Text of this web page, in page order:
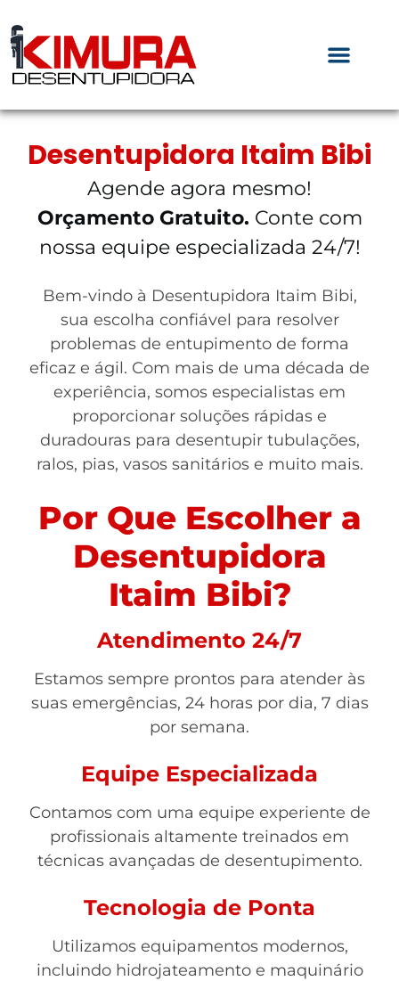
Desentupidora Itaim Bibi
Agende agora mesmo!
Orçamento Gratuito. Conte com
nossa equipe especializada 24/7!
Bem-vindo à Desentupidora Itaim Bibi,
sua escolha confiável para resolver
problemas de entupimento de forma
eficaz e ágil. Com mais de uma década de
experiência, somos especialistas em
proporcionar soluções rápidas e
duradouras para desentupir tubulações,
ralos, pias, vasos sanitários e muito mais.
Por Que Escolher a
Desentupidora
Itaim Bibi?
Atendimento 24/7
Estamos sempre prontos para atender às
suas emergências, 24 horas por dia, 7 dias
por semana.
Equipe Especializada
Contamos com uma equipe experiente de
profissionais altamente treinados em
técnicas avançadas de desentupimento.
Tecnologia de Ponta
Utilizamos equipamentos modernos,
incluindo hidrojateamento e maquinário